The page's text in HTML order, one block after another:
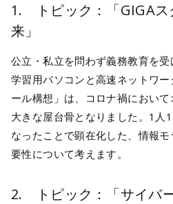
1. トピック：「GIGAス
来」
公立・私立を問わず義務教育を
学習用パソコンと高速ネットワ
ール構想」は、コロナ禍におい
大きな屋台骨となりました。1人
なったことで顕在化した、情報
要性について考えます。
2. トピック：「サイバ